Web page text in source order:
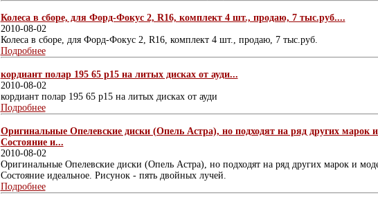
Колеса в сборе, для Форд-Фокус 2, R16, комплект 4 шт., продаю, 7 тыс.руб....
2010-08-02
Колеса в сборе, для Форд-Фокус 2, R16, комплект 4 шт., продаю, 7 тыс.руб.
Подробнее
кордиант полар 195 65 р15 на литых дисках от ауди...
2010-08-02
кордиант полар 195 65 р15 на литых дисках от ауди
Подробнее
Оригинальные Опелевские диски (Опель Астра), но подходят на ряд других марок
Состояние и...
2010-08-02
Оригинальные Опелевские диски (Опель Астра), но подходят на ряд других марок и
Состояние идеальное. Рисунок - пять двойных лучей.
Подробнее